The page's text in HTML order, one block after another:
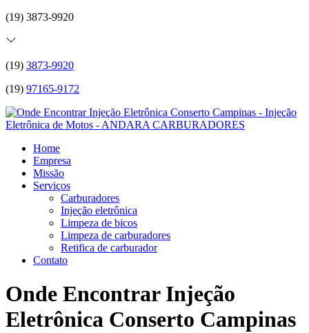
(19) 3873-9920
(19) 3873-9920
(19) 97165-9172
Home
Empresa
Missão
Serviços
Carburadores
Injeção eletrônica
Limpeza de bicos
Limpeza de carburadores
Retifica de carburador
Contato
Onde Encontrar Injeção
Eletrônica Conserto Campinas